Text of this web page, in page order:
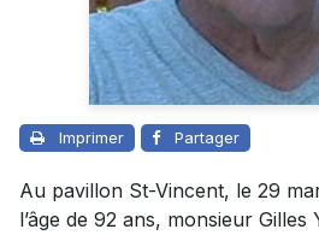
Imprimer Partager
Au pavillon St-Vincent, le 29
l’âge de 92 ans, monsieur Gilles